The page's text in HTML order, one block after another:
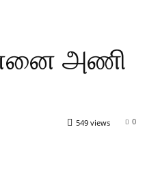
அணி
0
549 views